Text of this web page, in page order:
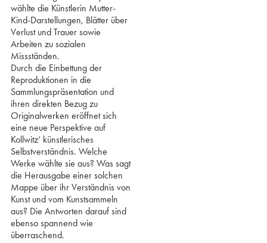
wählte die Künstlerin Mutter-
Kind-Darstellungen, Blätter über
Verlust und Trauer sowie
Arbeiten zu sozialen
Missständen.
Durch die Einbettung der
Reproduktionen in die
Sammlungspräsentation und
ihren direkten Bezug zu
Originalwerken eröffnet sich
eine neue Perspektive auf
Kollwitz‘ künstlerisches
Selbstverständnis. Welche
Werke wählte sie aus? Was sagt
die Herausgabe einer solchen
Mappe über ihr Verständnis von
Kunst und vom Kunstsammeln
aus? Die Antworten darauf sind
ebenso spannend wie
überraschend.